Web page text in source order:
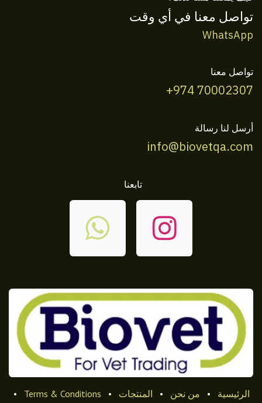
تواصل معنا في أي وقت
WhatsApp
تواصل معنا
+974 70002307
أرسل لنا رسالة
info@biovetqa.com
تابعنا
الرئيسية • من نحن • المنتجات •
Terms & Conditions
•